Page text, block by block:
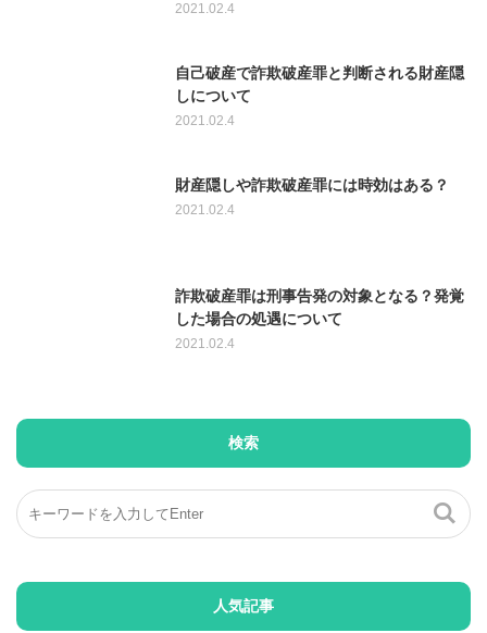
2021.02.4
自己破産で詐欺破産罪と判断される財産隠
しについて
2021.02.4
財産隠しや詐欺破産罪には時効はある？
2021.02.4
詐欺破産罪は刑事告発の対象となる？発覚
した場合の処遇について
2021.02.4
検索
人気記事